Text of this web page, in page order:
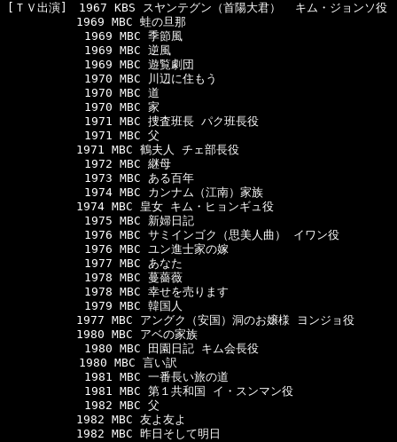
[ＴＶ出演]　1967 KBS スヤンテグン（首陽大君）  キム・ジョンソ役
1969 MBC 蛙の旦那
      　　　1969 MBC 季節風
      　　　1969 MBC 逆風
      　　　1969 MBC 遊覧劇団
      　　　1970 MBC 川辺に住もう
      　　　1970 MBC 道
      　　　1970 MBC 家
      　　　1971 MBC 捜査班長 パク班長役
      　　　1971 MBC 父
1971 MBC 鶴夫人 チェ部長役
      　　　1972 MBC 継母
      　　　1973 MBC ある百年
      　　　1974 MBC カンナム（江南）家族
1974 MBC 皇女 キム・ヒョンギュ役
      　　　1975 MBC 新婦日記
      　　　1976 MBC サミインゴク（思美人曲） イワン役
      　　　1976 MBC ユン進士家の嫁
      　　　1977 MBC あなた
      　　　1978 MBC 蔓薔薇
      　　　1978 MBC 幸せを売ります
      　　　1979 MBC 韓国人
1977 MBC アングク（安国）洞のお嬢様 ヨンジョ役
1980 MBC アベの家族
      　　　1980 MBC 田園日記 キム会長役
  　　　　　1980 MBC 言い訳
      　　　1981 MBC 一番長い旅の道
      　　　1981 MBC 第１共和国 イ・スンマン役
      　　　1982 MBC 父
1982 MBC 友よ友よ
1982 MBC 昨日そして明日